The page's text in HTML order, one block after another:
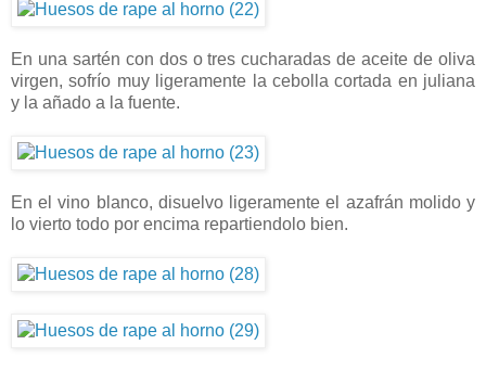
En una sartén con dos o tres cucharadas de aceite de oliva
virgen, sofrío muy ligeramente la cebolla cortada en juliana
y la añado a la fuente.
En el vino blanco, disuelvo ligeramente el azafrán molido y
lo vierto todo por encima repartiendolo bien.